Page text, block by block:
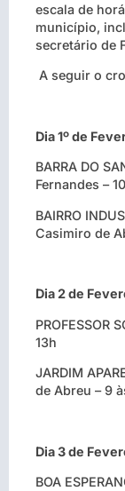
escala de
município,
secretário de
A seguir o
Dia 1º de
BARRA DO
Fernandes –
BAIRRO
Casimiro de
Dia 2 de
PROFESSOR
13h
JARDIM
de Abreu – 9
Dia 3 de
BOA